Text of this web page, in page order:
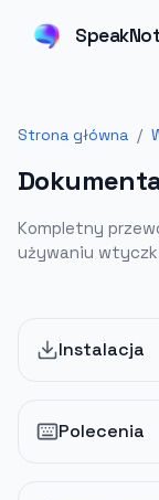
Strona główna /
Kompletny
używaniu
Instalacja
Polecenia